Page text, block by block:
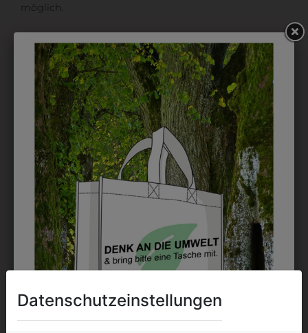
möglich.
DRUCK
Perfekt für große Logos und für kleine Details, jedoch
kostet jede Farbe extra und ist erst ab 12 Stück
möglich. Waschbar bis zu 60°C.
DAS KÖNNTE IHNEN
AUCH GEFALLEN
Datenschutzeinstellungen